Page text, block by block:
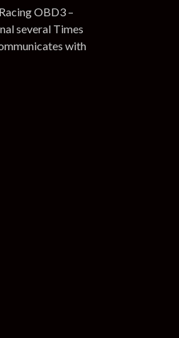
OBD3 –
several Times
with